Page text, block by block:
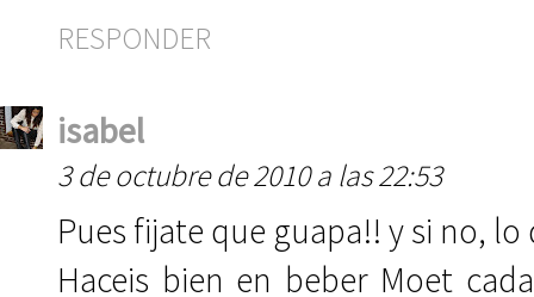
RESPONDER
isabel
3 de octubre de 2010 a las 22:53
Pues fijate que guapa!! y si no,
Haceis bien en beber Moet